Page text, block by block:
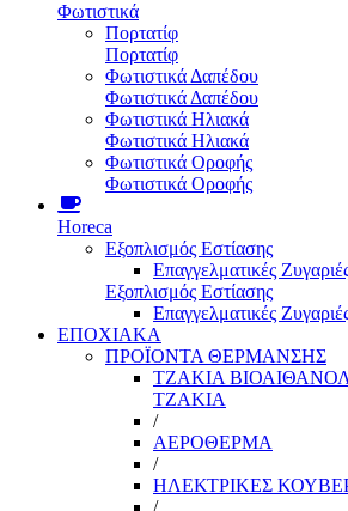
Φωτιστικά
Πορτατίφ
Πορτατίφ
Φωτιστικά Δαπέδου
Φωτιστικά Δαπέδου
Φωτιστικά Ηλιακά
Φωτιστικά Ηλιακά
Φωτιστικά Οροφής
Φωτιστικά Οροφής
Horeca
Εξοπλισμός Εστίασης
Επαγγελματικές
Εξοπλισμός Εστίασης
Επαγγελματικές
ΕΠΟΧΙΑΚΑ
ΠΡΟΪΟΝΤΑ ΘΕΡΜΑΝΣΗΣ
ΤΖΑΚΙΑ
ΤΖΑΚΙΑ
/
ΑΕΡΟΘΕΡΜΑ
/
ΗΛΕΚΤΡΙΚΕΣ
/